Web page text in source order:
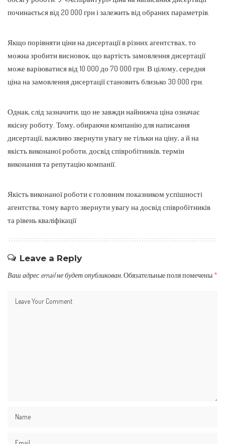
починається від 20 000 грн і залежить від обраних параметрів.
Якщо порівняти ціни на дисертації в різних агентствах, то
можна зробити висновок, що вартість замовлення дисертації
може варіюватися від 10 000 до 70 000 грн. В цілому, середня
ціна на замовлення дисертації становить близько 30 000 грн.
Однак, слід зазначити, що не завжди найнижча ціна означає
якісну роботу. Тому, обираючи компанію для написання
дисертації, важливо звернути увагу не тільки на ціну, а й на
якість виконаної роботи, досвід співробітників, термін
виконання та репутацію компанії.
Якість виконаної роботи є головним показником успішності
агентства, тому варто звернути увагу на досвід співробітників
та рівень кваліфікації
Leave a Reply
Ваш адрес email не будет опубликован. Обязательные поля помечены *